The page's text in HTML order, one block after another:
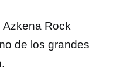
Rock
de los grandes